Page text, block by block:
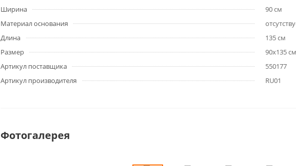
Ширина
90 см
Материал основания
Длина
135 см
Размер
90х135 см
Артикул поставщика
550177
Артикул производителя
RU01
Фотогалерея